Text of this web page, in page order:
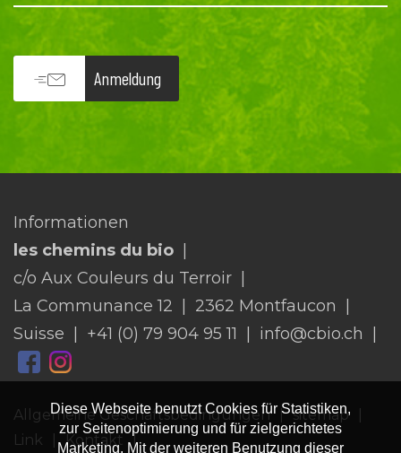
Anmeldung
Informationen
les chemins du bio
c/o Aux Couleurs du Terroir
La Communance 12
2362 Montfaucon
Suisse
+41 (0) 79 904 95 11 info@cbio.ch
Allgemeine Geschäftsbedingungen
sitemap
Link
Kontakt
Diese Webseite benutzt Cookies für Statistiken,
zur Seitenoptimierung und für zielgerichtetes
Marketing. Mit der weiteren Benutzung dieser